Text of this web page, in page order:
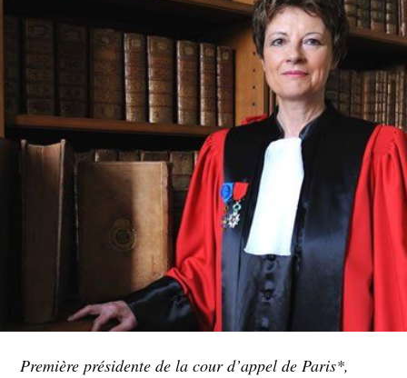
Première présidente de la cour d’appel de Paris*,